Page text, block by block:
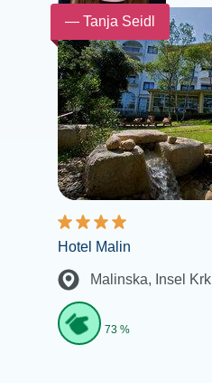
— Tanja Seidl
Hotel Malin
Malinska, Insel Krk
73 %